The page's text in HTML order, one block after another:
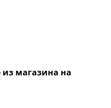
магазина на